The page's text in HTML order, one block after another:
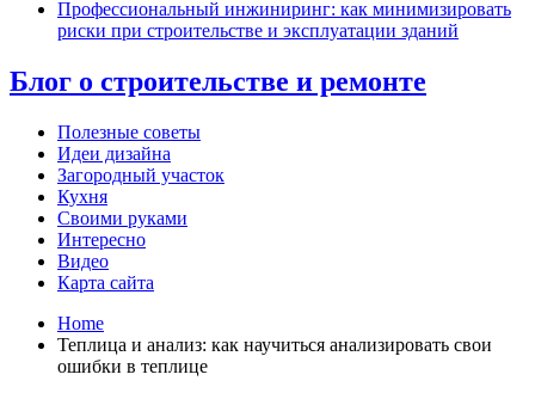
Профессиональный инжиниринг: как минимизировать
риски при строительстве и эксплуатации зданий
Блог о строительстве и ремонте
Полезные советы
Идеи дизайна
Загородный участок
Кухня
Своими руками
Интересно
Видео
Карта сайта
Home
Теплица и анализ: как научиться анализировать свои
ошибки в теплице